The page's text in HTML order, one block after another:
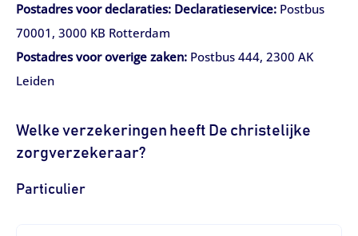
Postadres voor declaraties: Declaratieservice: Postbus
70001, 3000 KB Rotterdam
Postadres voor overige zaken: Postbus 444, 2300 AK
Leiden
Welke verzekeringen heeft De christelijke
zorgverzekeraar?
Particulier